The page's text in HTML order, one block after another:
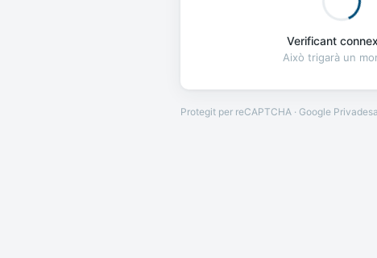
Verificant
Això trigarà un
Protegit per reCAPTCHA · Google Privadesa